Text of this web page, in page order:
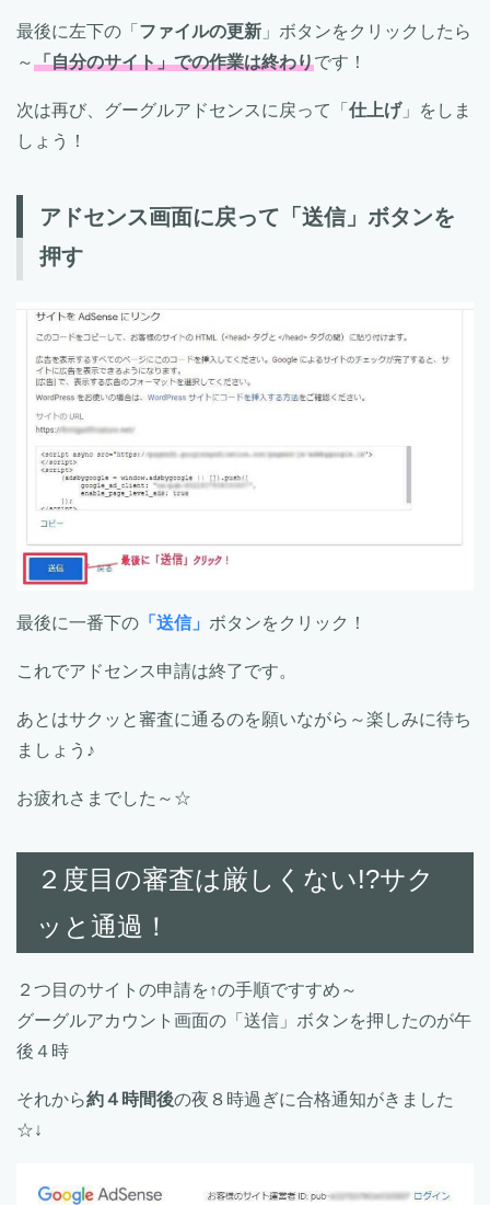
最後に左下の「 ファイルの更新 」ボタンをクリックしたら
～「自分のサイト」での作業は終わりです！
次は再び、グーグルアドセンスに戻って「 仕上げ」をしま
しょう！
アドセンス画面に戻って「送信」ボタンを
押す
最後に一番下の 「送信」 ボタンをクリック！
これでアドセンス申請は終了です。
あとはサクッと審査に通るのを願いながら～楽しみに待ち
ましょう♪
お疲れさまでした～☆
２度目の審査は厳しくない!?サク
ッと通過！
２つ目のサイトの申請を↑の手順ですすめ～
グーグルアカウント画面の「送信」ボタンを押したのが午
後４時
それから約４時間後の夜８時過ぎに合格通知がきました
☆↓